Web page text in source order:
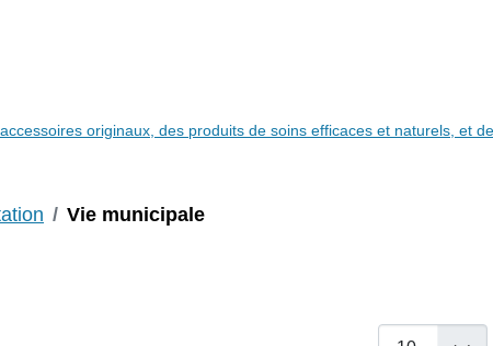
originaux, des produits de soins efficaces et naturels, et
Vie municipale